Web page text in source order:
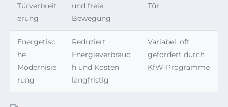
Türverbreit
erung
und freie
Bewegung
Tür
Energetisc
he
Modernisie
rung
Reduziert
Energieverbrauc
h und Kosten
langfristig
Variabel, oft
gefördert durch
KfW-Programme